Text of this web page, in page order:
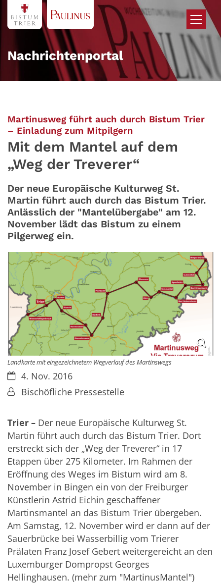
Zum Inhalt springen
Nachrichtenportal
Martinusweg führt auch durch Bistum Trier
– Einladung zum Mitpilgern
Mit dem Mantel auf dem
„Weg der Treverer“
Der neue Europäische Kulturweg St.
Martin führt auch durch das Bistum Trier.
Anlässlich der "Mantelübergabe" am 12.
November lädt das Bistum zu einem
Pilgerweg ein.
Landkarte mit eingezeichnetem Wegverlauf des Martinswegs
Datum:4. Nov. 2016
Von:Bischöfliche Pressestelle
Trier – Der neue Europäische Kulturweg St.
Martin führt auch durch das Bistum Trier. Dort
erstreckt sich der „Weg der Treverer“ in 17
Etappen über 275 Kilometer. Im Rahmen der
Eröffnung des Weges im Bistum wird am 8.
November in Bingen ein von der Freiburger
Künstlerin Astrid Eichin geschaffener
Martinsmantel an das Bistum Trier übergeben.
Am Samstag, 12. November wird er dann auf der
Sauerbrücke bei Wasserbillig vom Trierer
Prälaten Franz Josef Gebert weitergereicht an den
Luxemburger Dompropst Georges
Hellinghausen. (mehr zum "MartinusMantel")